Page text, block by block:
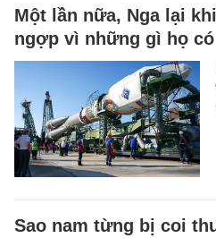
Một lần nữa, Nga lại
ngợp vì những gì họ
Sao nam từng bị coi